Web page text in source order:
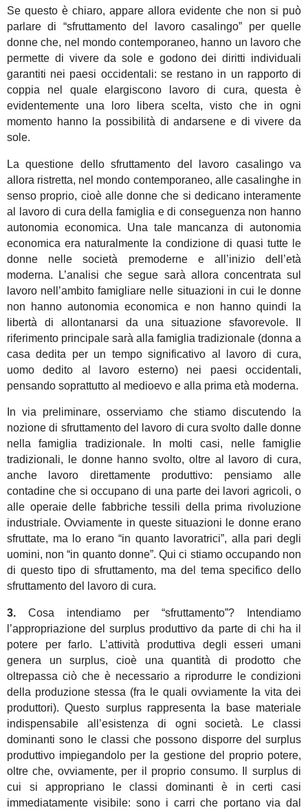
Se questo è chiaro, appare allora evidente che non si può
parlare di “sfruttamento del lavoro casalingo” per quel le
donne che, nel mondo contemporaneo, hanno un lavoro che
permette di vivere da sole e godono dei diritti individuali
garantiti nei paesi occidentali: se restano in un rapporto di
coppia nel quale elargiscono lavoro di cura, questa è
evidentemente una loro libera scelta, visto che in ogni
momento hanno la possibilità di andarsene e di vivere da
sole.
La questione dello sfruttamento del lavoro casalingo va
allora ristretta, nel mondo contemporaneo, alle casalinghe in
senso proprio, cioè alle donne che si dedicano interamente
al lavoro di cura della famiglia e di conseguenza non hanno
autonomia economica. Una tale mancanza di autonomia
economica era naturalmente la condizione di quasi tutte le
donne nelle società premoderne e all’inizio dell’età
moderna. L’analisi che segue sarà allora concentrata sul
lavoro nell’ambito famigliare nelle situazioni in cui le donne
non hanno autonomia economica e non hanno quindi la
libertà di allontanarsi da una situazione sfavorevole. Il
riferimento principale sarà alla famiglia tradizionale (donna a
casa dedita per un tempo significativo al lavoro di cura,
uomo dedito al lavoro esterno) nei paesi occidentali,
pensando soprattutto al medioevo e alla prima età moderna.
In via preliminare, osserviamo che stiamo discutendo la
nozione di sfruttamento del lavoro di cura svolto dalle donne
nella famiglia tradizionale. In molti casi, nelle famiglie
tradizionali, le donne hanno svolto, oltre al lavoro di cura,
anche lavoro direttamente produttivo: pensiamo alle
contadine che si occupano di una parte dei lavori agricoli, o
alle operaie delle fabbriche tessili della prima rivoluzione
industriale. Ovviamente in queste situazioni le donne erano
sfruttate, ma lo erano “in quanto lavoratrici”, alla pari degli
uomini, non “in quanto donne”. Qui ci stiamo occupando non
di questo tipo di sfruttamento, ma del tema specifico dello
sfruttamento del lavoro di cura.
3. Cosa intendiamo per “sfruttamento”? Intendiamo
l’appropriazione del surplus produttivo da parte di chi ha il
potere per farlo. L’attività produttiva degli esseri umani
genera un surplus, cioè una quantità di prodotto che
oltrepassa ciò che è necessario a riprodurre le condizioni
della produzione stessa (fra le quali ovviamente la vita dei
produttori). Questo surplus rappresenta la base materiale
indispensabile all’esistenza di ogni società. Le classi
dominanti sono le classi che possono disporre del surplus
produttivo impiegandolo per la gestione del proprio potere,
oltre che, ovviamente, per il proprio consumo. Il surplus di
cui si appropriano le classi dominanti è in certi casi
immediatamente visibile: sono i carri che portano via dal